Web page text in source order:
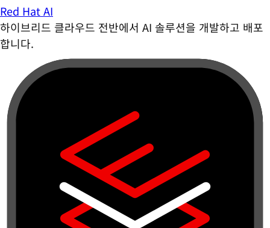
Red Hat AI
하이브리드 클라우드 전반에서 AI 솔루션을 개발하고 배포
합니다.